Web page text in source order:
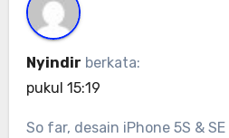
Nyindir berkata:
pukul 15:19
So far, desain iPhone 5S &